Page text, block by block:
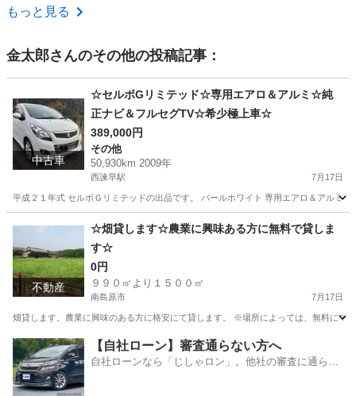
福岡 古賀市
もっと見る
金太郎さんのその他の投稿記事：
中古車
☆セルボGリミテッド☆専用エアロ＆アルミ☆純
正ナビ＆フルセグTV☆希少極上車☆
389,000円
その他
50,930km 2009年
西諫早駅 7月17日
平成２１年式 セルボＧリミテッドの出品です。 パールホワイト 専用エアロ＆アルミ
西諫早駅 その他 セルボ
不動産
☆畑貸します☆農業に興味ある方に無料で貸しま
す☆
0円
９９０㎡より１５００㎡
南島原市 7月17日
畑貸します。農業に興味のある方に格安にて貸します。 ※場所によっては、無料にて
長崎 南島原市 土地販売/土地売買 格安
【自社ローン】審査通らない方へ
自社ローンなら「じしゃロン」。他社の審査に通らな